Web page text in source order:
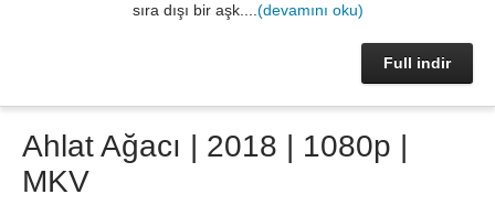
sıra dışı bir aşk.... (devamını oku)
Full indir
Ahlat Ağacı | 2018 | 1080p |
MKV